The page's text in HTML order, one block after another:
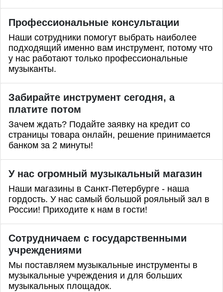
Профессиональные консультации
Наши сотрудники помогут выбрать наиболее
подходящий именно вам инструмент, потому что
у нас работают только профессиональные
музыканты.
Забирайте инструмент сегодня, а
платите потом
Зачем ждать? Подайте заявку на кредит со
страницы товара онлайн, решение принимается
банком за 2 минуты!
У нас огромный музыкальный магазин
Наши магазины в Санкт-Петербурге - наша
гордость. У нас самый большой рояльный зал в
России! Приходите к нам в гости!
Сотрудничаем с государственными
учреждениями
Мы поставляем музыкальные инструменты в
музыкальные учреждения и для больших
музыкальных площадок.